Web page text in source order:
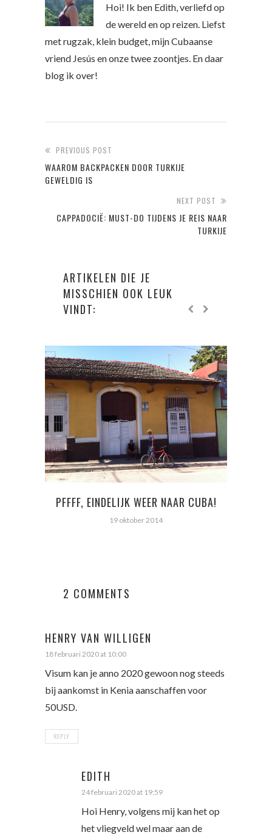
Hoi! Ik ben Edith, verliefd op
de wereld en op reizen. Liefst
met rugzak, klein budget, mijn Cubaanse
vriend Jesús en onze twee zoontjes. En daar
blog ik over!
PREVIOUS POST
WAAROM BACKPACKEN DOOR TURKIJE
GEWELDIG IS
NEXT POST
CAPPADOCIË: MUST-DO TIJDENS JE REIS NAAR
TURKIJE
ARTIKELEN DIE JE
MISSCHIEN OOK LEUK
VINDT:
PFFFF, EINDELIJK WEER NAAR CUBA!
19 oktober 2014
2 COMMENTS
HENRY VAN WILLIGEN
18 februari 2020 at 10:00
Visum kan je anno 2020 gewoon nog steeds
bij aankomst in Kenia aanschaffen voor
50USD.
REPLY
EDITH
24 februari 2020 at 19:59
Hoi Henry, volgens mij kan het op
het vliegveld wel maar aan de